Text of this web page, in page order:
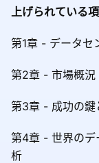
上げられている
第1章 - データセ
第2章 - 市場概況
第3章 - 成功の鍵
第4章 - 世界のデ
析